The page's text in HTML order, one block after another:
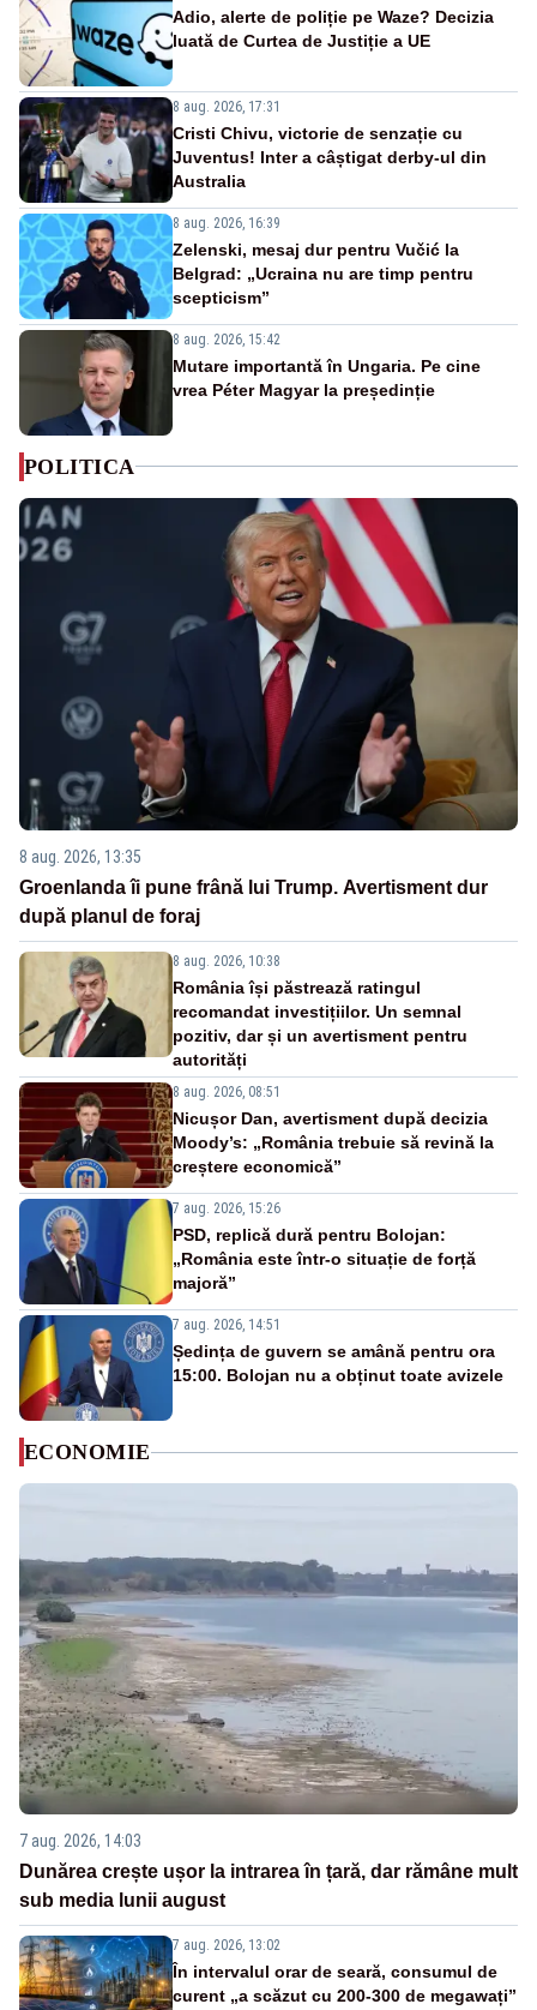
Adio, alerte de poliție pe Waze? Decizia
luată de Curtea de Justiție a UE
8 aug. 2026, 17:31
Cristi Chivu, victorie de senzație cu
Juventus! Inter a câștigat derby-ul din
Australia
8 aug. 2026, 16:39
Zelenski, mesaj dur pentru Vučić la
Belgrad: „Ucraina nu are timp pentru
scepticism”
8 aug. 2026, 15:42
Mutare importantă în Ungaria. Pe cine
vrea Péter Magyar la președinție
POLITICA
8 aug. 2026, 13:35
Groenlanda îi pune frână lui Trump. Avertisment dur
după planul de foraj
8 aug. 2026, 10:38
România își păstrează ratingul
recomandat investițiilor. Un semnal
pozitiv, dar și un avertisment pentru
autorități
8 aug. 2026, 08:51
Nicușor Dan, avertisment după decizia
Moody’s: „România trebuie să revină la
creștere economică”
7 aug. 2026, 15:26
PSD, replică dură pentru Bolojan:
„România este într-o situație de forță
majoră”
7 aug. 2026, 14:51
Ședința de guvern se amână pentru ora
15:00. Bolojan nu a obținut toate avizele
ECONOMIE
7 aug. 2026, 14:03
Dunărea crește ușor la intrarea în țară, dar rămâne mult
sub media lunii august
7 aug. 2026, 13:02
În intervalul orar de seară, consumul de
curent „a scăzut cu 200-300 de megawați”